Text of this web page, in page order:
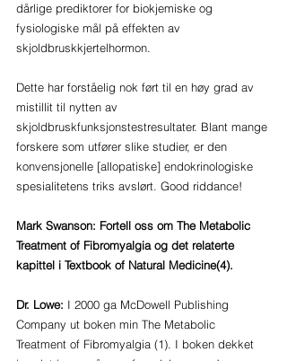
dårlige prediktorer for biokjemiske og
fysiologiske mål på effekten av
skjoldbruskkjertelhormon.
Dette har forståelig nok ført til en høy grad av
mistillit til nytten av
skjoldbruskfunksjonstestresultater. Blant mange
forskere som utfører slike studier, er den
konvensjonelle [allopatiske] endokrinologiske
spesialitetens triks avslørt. Good riddance!
Mark Swanson: Fortell oss om The Metabolic
Treatment of Fibromyalgia og det relaterte
kapittel i Textbook of Natural Medicine(4).
Dr. Lowe: I 2000 ga McDowell Publishing
Company ut boken min The Metabolic
Treatment of Fibromyalgia (1). I boken dekket